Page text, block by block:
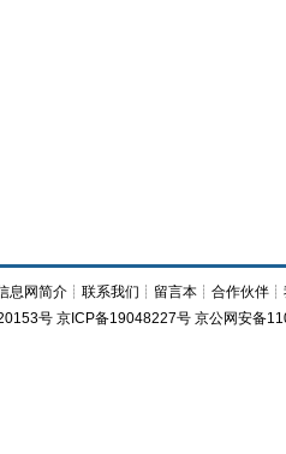
息网简介 ┊联系我们 ┊ 留言本 ┊合作伙伴 ┊
号 京ICP备19048227号 京公网安备